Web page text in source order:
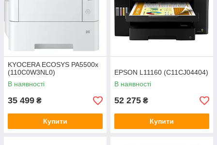
KYOCERA ECOSYS PA5500x
(110C0W3NL0)
В наявності
35 499 ₴
Купити
EPSON L11160 (C11CJ04404)
В наявності
52 275 ₴
Купити